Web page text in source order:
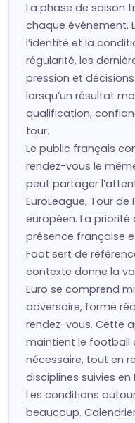
La phase de saison
chaque événement.
l’identité et la
régularité, les
pression et
lorsqu’un résultat
qualification,
tour.
Le public français
rendez-vous le
peut partager
EuroLeague, Tour de
européen. La priorité
présence française
Foot sert de
contexte donne la
Euro se comprend
adversaire, forme
rendez-vous. Cette
maintient le football
nécessaire, tout en
disciplines suivies en
Les conditions
beaucoup.